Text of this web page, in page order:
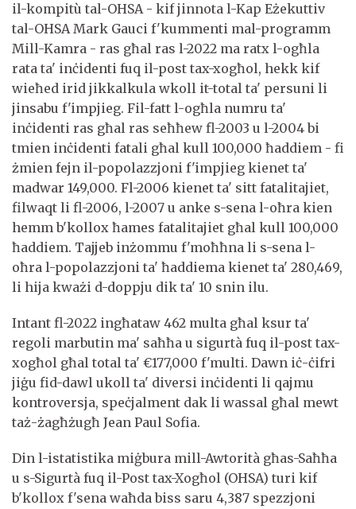
il-kompitù tal-OHSA - kif jinnota l-Kap Eżekuttiv
tal-OHSA Mark Gauci f'kummenti mal-programm
Mill-Kamra - ras għal ras l-2022 ma ratx l-ogħla
rata ta' inċidenti fuq il-post tax-xogħol, hekk kif
wieħed irid jikkalkula wkoll it-total ta' persuni li
jinsabu f'impjieg. Fil-fatt l-ogħla numru ta'
inċidenti ras għal ras seħħew fl-2003 u l-2004 bi
tmien inċidenti fatali għal kull 100,000 ħaddiem - fi
żmien fejn il-popolazzjoni f'impjieg kienet ta'
madwar 149,000. Fl-2006 kienet ta' sitt fatalitajiet,
filwaqt li fl-2006, l-2007 u anke s-sena l-oħra kien
hemm b'kollox ħames fatalitajiet għal kull 100,000
ħaddiem. Tajjeb inżommu f'moħħna li s-sena l-
oħra l-popolazzjoni ta' ħaddiema kienet ta' 280,469,
li hija kważi d-doppju dik ta' 10 snin ilu.
Intant fl-2022 ingħataw 462 multa għal ksur ta'
regoli marbutin ma' saħħa u sigurtà fuq il-post tax-
xogħol għal total ta' €177,000 f'multi. Dawn iċ-ċifri
jiġu fid-dawl ukoll ta' diversi inċidenti li qajmu
kontroversja, speċjalment dak li wassal għal mewt
taż-żagħżugħ Jean Paul Sofia.
Din l-istatistika miġbura mill-Awtorità għas-Saħħa
u s-Sigurtà fuq il-Post tax-Xogħol (OHSA) turi kif
b'kollox f'sena waħda biss saru 4,387 spezzjoni